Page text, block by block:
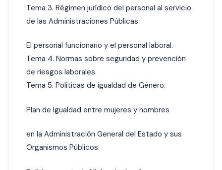
Tema 3. Régimen jurídico del personal al servicio
de las Administraciones Públicas.
El personal funcionario y el personal laboral.
Tema 4. Normas sobre seguridad y prevención
de riesgos laborales.
Tema 5. Políticas de igualdad de Género.
Plan de Igualdad entre mujeres y hombres
en la Administración General del Estado y sus
Organismos Públicos.